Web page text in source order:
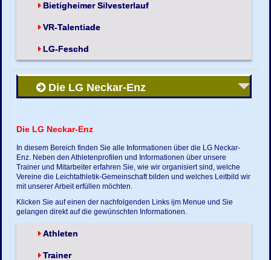
Bietigheimer Silvesterlauf
VR-Talentiade
LG-Feschd
Die LG Neckar-Enz
Die LG Neckar-Enz
In diesem Bereich finden Sie alle Informationen über die LG Neckar-
Enz. Neben den Athletenprofilen und Informationen über unsere
Trainer und Mitarbeiter erfahren Sie, wie wir organisiert sind, welche
Vereine die Leichtathletik-Gemeinschaft bilden und welches Leitbild wir
mit unserer Arbeit erfüllen möchten.
Klicken Sie auf einen der nachfolgenden Links ijm Menue und Sie
gelangen direkt auf die gewünschten Informationen.
Athleten
Trainer